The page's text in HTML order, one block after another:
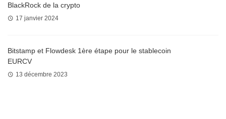
BlackRock de la crypto
17 janvier 2024
Bitstamp et Flowdesk 1ère étape pour le stablecoin
EURCV
13 décembre 2023